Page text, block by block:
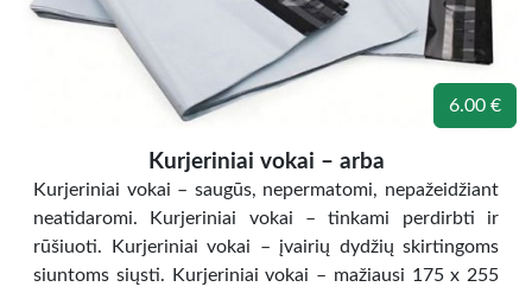
6.00 €
Kurjeriniai vokai – arba
Kurjeriniai vokai – saugūs, nepermatomi, nepažeidžiant
neatidaromi. Kurjeriniai vokai – tinkami perdirbti ir
rūšiuoti. Kurjeriniai vokai – įvairių dydžių skirtingoms
siuntoms siųsti. Kurjeriniai vokai – mažiausi 175 x 255